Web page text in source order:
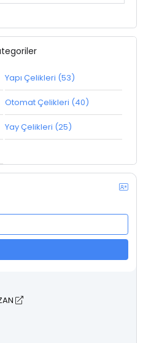
Yapı Çelikleri (53)
Otomat Çelikleri (40)
Yay Çelikleri (25)